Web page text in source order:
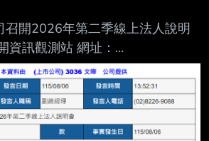
:MUZ 10.45 : MU到861附近看情
附近的支撐直接破了，那接下來
然後觀察看看繼續往下
召開2026年第二季線上法人說明
資訊觀測站 網址：
mops/web/t05sr01
i.urusai.cc/vQSHh.png
eVhog.png 好像有點厲害@@